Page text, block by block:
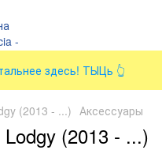
здесь! ТЫЦь 👆
(2013 - ...) Аксессуары
(2013 - ...)